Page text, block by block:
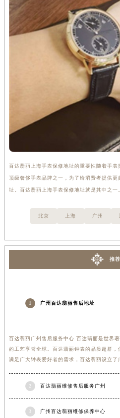
百达翡丽上海手表保修地址的重要性随着手
顶级奢侈手表品牌之一，为了给消费者提供
址。百达翡丽上海手表保修地址就是其中之
北京 上海 广州
推
1 广州百达翡丽售后地址
百达翡丽广州售后服务中心 百达翡丽是世界
的工艺享誉全球。百达翡丽钟表的品质超群
满足广大钟表爱好者的需求，百达翡丽设立
2 百达翡丽维修售后服务广州
广州百达翡丽维修保养中心